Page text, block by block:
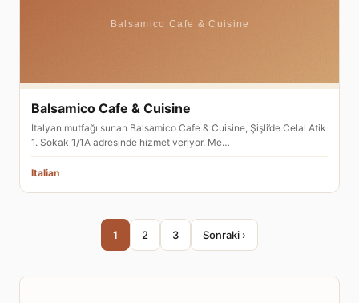
Balsamico Cafe & Cuisine
İtalyan mutfağı sunan Balsamico Cafe & Cuisine, Şişli’de Celal Atik
1. Sokak 1/1A adresinde hizmet veriyor. Me…
Italian
1 2 3 Sonraki ›